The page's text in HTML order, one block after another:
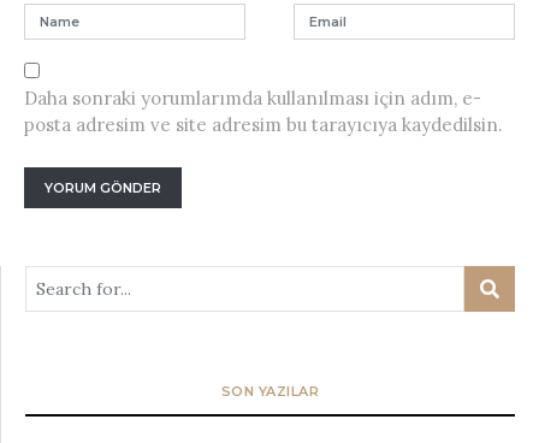
Daha sonraki yorumlarımda kullanılması için adım, e-
posta adresim ve site adresim bu tarayıcıya kaydedilsin.
SON YAZILAR